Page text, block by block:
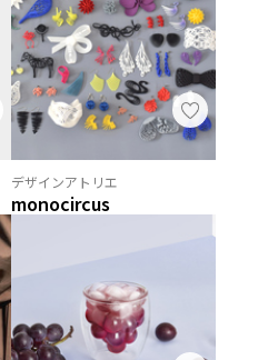
デザインアトリエ
monocircus